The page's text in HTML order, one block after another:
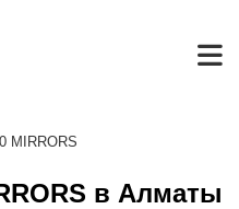
MIRRORS
в Алматы